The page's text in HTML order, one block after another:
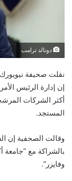
دونالد ترامب
نقلت صحيفة نيويورك
إن إدارة الرئيس
أكثر الشركات
المستجد.
وقالت الصحفية إن
بالشراكة مع
وفايزر”.